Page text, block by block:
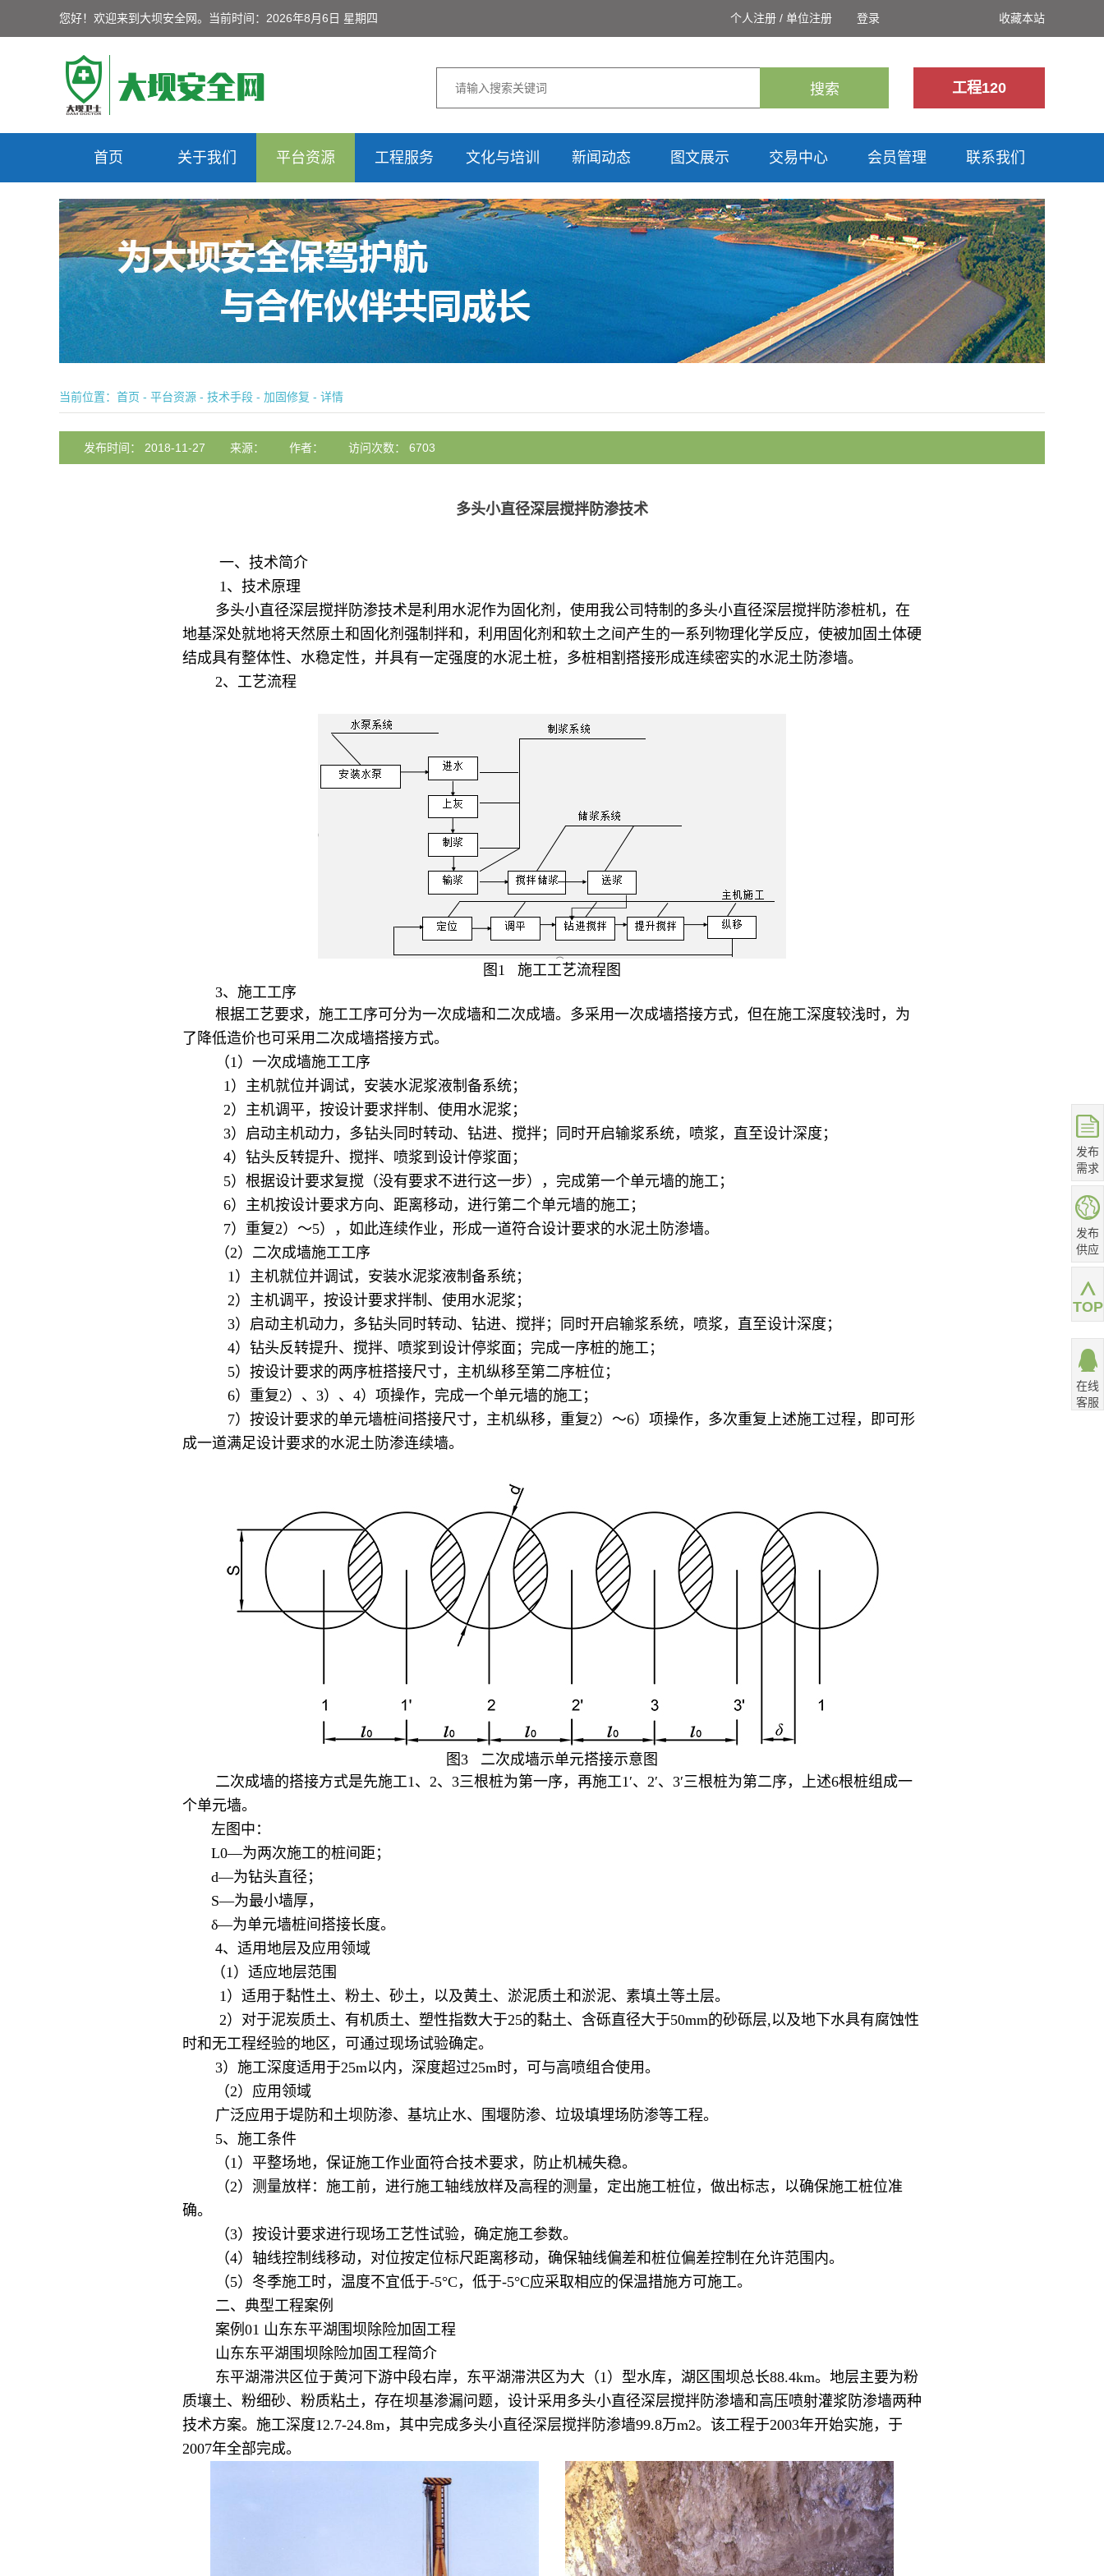
您好！欢迎来到大坝安全网。 当前时间：2026年8月6日 星期四 个人注册 / 单位注册 登录 收藏本站
搜索 工程120
首页 关于我们 平台资源 工程服务 文化与培训 新闻动态 图文展示 交易中心 会员管理 联系我们
当前位置： 首页 - 平台资源 - 技术手段 - 加固修复 - 详情
发布时间： 2018-11-27 来源： 作者： 访问次数： 6703
多头小直径深层搅拌防渗技术
一、技术简介
1、技术原理
多头小直径深层搅拌防渗技术是利用水泥作为固化剂，使用我公司特制的多头小直径深层搅拌防渗桩机，在
地基深处就地将天然原土和固化剂强制拌和，利用固化剂和软土之间产生的一系列物理化学反应，使被加固土体硬
结成具有整体性、水稳定性，并具有一定强度的水泥土桩，多桩相割搭接形成连续密实的水泥土防渗墙。
2、工艺流程
图1 施工工艺流程图
3、施工工序
根据工艺要求，施工工序可分为一次成墙和二次成墙。多采用一次成墙搭接方式，但在施工深度较浅时，为
了降低造价也可采用二次成墙搭接方式。
（1）一次成墙施工工序
1）主机就位并调试，安装水泥浆液制备系统；
2）主机调平，按设计要求拌制、使用水泥浆；
3）启动主机动力，多钻头同时转动、钻进、搅拌；同时开启输浆系统，喷浆，直至设计深度；
4）钻头反转提升、搅拌、喷浆到设计停浆面；
5）根据设计要求复搅（没有要求不进行这一步），完成第一个单元墙的施工；
6）主机按设计要求方向、距离移动，进行第二个单元墙的施工；
7）重复2）～5），如此连续作业，形成一道符合设计要求的水泥土防渗墙。
（2）二次成墙施工工序
1）主机就位并调试，安装水泥浆液制备系统；
2）主机调平，按设计要求拌制、使用水泥浆；
3）启动主机动力，多钻头同时转动、钻进、搅拌；同时开启输浆系统，喷浆，直至设计深度；
4）钻头反转提升、搅拌、喷浆到设计停浆面；完成一序桩的施工；
5）按设计要求的两序桩搭接尺寸，主机纵移至第二序桩位；
6）重复2）、3）、4）项操作，完成一个单元墙的施工；
7）按设计要求的单元墙桩间搭接尺寸，主机纵移，重复2）～6）项操作，多次重复上述施工过程，即可形
成一道满足设计要求的水泥土防渗连续墙。
图3 二次成墙示单元搭接示意图
二次成墙的搭接方式是先施工1、2、3三根桩为第一序，再施工1′、2′、3′三根桩为第二序，上述6根桩组成一
个单元墙。
左图中：
L0—为两次施工的桩间距；
d—为钻头直径；
S—为最小墙厚，
δ—为单元墙桩间搭接长度。
4、适用地层及应用领域
（1）适应地层范围
1）适用于黏性土、粉土、砂土，以及黄土、淤泥质土和淤泥、素填土等土层。
2）对于泥炭质土、有机质土、塑性指数大于25的黏土、含砾直径大于50mm的砂砾层,以及地下水具有腐蚀性
时和无工程经验的地区，可通过现场试验确定。
3）施工深度适用于25m以内，深度超过25m时，可与高喷组合使用。
（2）应用领域
广泛应用于堤防和土坝防渗、基坑止水、围堰防渗、垃圾填埋场防渗等工程。
5、施工条件
（1）平整场地，保证施工作业面符合技术要求，防止机械失稳。
（2）测量放样：施工前，进行施工轴线放样及高程的测量，定出施工桩位，做出标志，以确保施工桩位准
确。
（3）按设计要求进行现场工艺性试验，确定施工参数。
（4）轴线控制线移动，对位按定位标尺距离移动，确保轴线偏差和桩位偏差控制在允许范围内。
（5）冬季施工时，温度不宜低于-5°C，低于-5°C应采取相应的保温措施方可施工。
二、典型工程案例
案例01 山东东平湖围坝除险加固工程
山东东平湖围坝除险加固工程简介
东平湖滞洪区位于黄河下游中段右岸，东平湖滞洪区为大（1）型水库，湖区围坝总长88.4km。地层主要为粉
质壤土、粉细砂、粉质粘土，存在坝基渗漏问题，设计采用多头小直径深层搅拌防渗墙和高压喷射灌浆防渗墙两种
技术方案。施工深度12.7-24.8m，其中完成多头小直径深层搅拌防渗墙99.8万m2。该工程于2003年开始实施，于
2007年全部完成。
发布
需求
发布
供应
TOP
在线
客服